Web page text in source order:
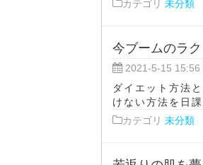
カテゴリ 未分類
今ブームのラ
2021-5-15 15:56
ダイエット方法
けない方法を日
カテゴリ 未分類